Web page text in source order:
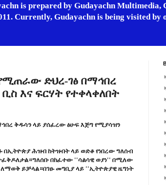
is prepared by Gudayachn Multimedia,
Currently, Gudayachn is being visited
ድህረ-ገፅ በማኅበረ
እና ፍርሃት የተቀላቀለበት
ቅዱሳን ላይ ያሰፈረው ፅሁፍ እጅግ የሚያሳዝን
በኢትዮጵያ ሕዝብ ከትዝብት ላይ ወድቆ የነበረው ግለሰብ
በከፈተው ''ሳልሳዊ ወያነ'' በሚለው
ይቻላል።በገፁ መግቢያ ላይ ''ኢትዮጵያዊ ዜግነት